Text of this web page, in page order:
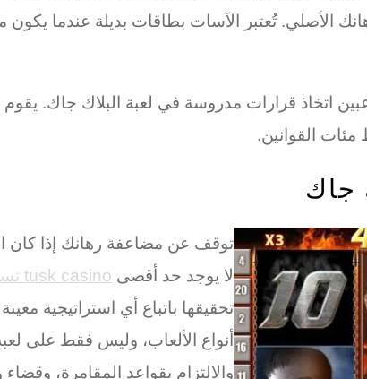
اتخاذ قرارات مدروسة في لعبة البلاك جاك.
القوانين.
جاك
توقف عن مضاعفة رهانك إذا كان
لا يوجد حد أقصى tusk casino تسجيل الدخول
تحقيقها باتباع أي استراتيجية
أنواع الألعاب، وليس فقط على
والالتزام بقواعد المقامرة،